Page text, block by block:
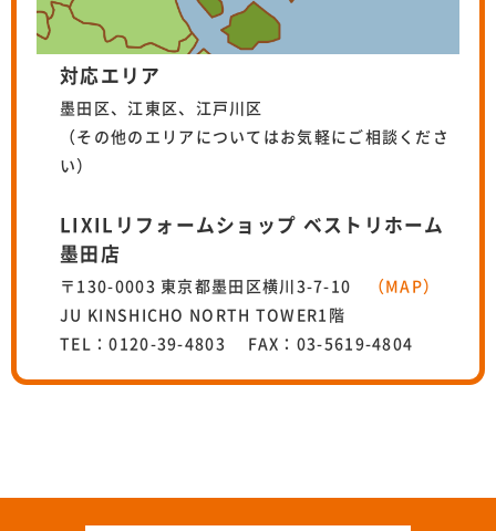
対応エリア
墨田区、江東区、江戸川区
（その他のエリアについてはお気軽にご相談くださ
い）
LIXILリフォームショップ ベストリホーム
墨田店
〒130-0003 東京都墨田区横川3-7-10
（MAP）
JU KINSHICHO NORTH TOWER1階
TEL：0120-39-4803 FAX：03-5619-4804